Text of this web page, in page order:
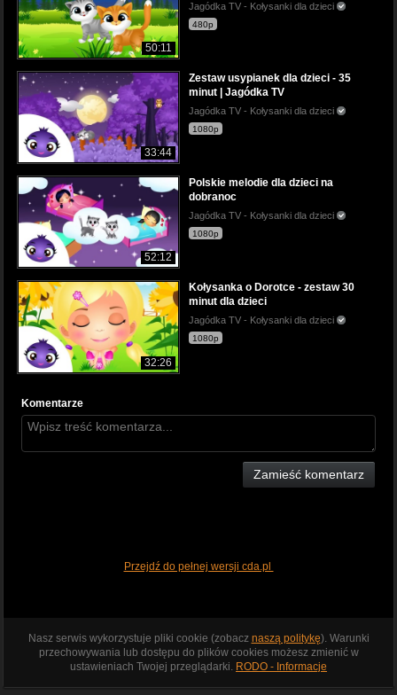
50:11
Jagódka TV - Kołysanki dla dzieci
480p
33:44
Zestaw usypianek dla dzieci - 35
minut | Jagódka TV
Jagódka TV - Kołysanki dla dzieci
1080p
52:12
Polskie melodie dla dzieci na
dobranoc
Jagódka TV - Kołysanki dla dzieci
1080p
32:26
Kołysanka o Dorotce - zestaw 30
minut dla dzieci
Jagódka TV - Kołysanki dla dzieci
1080p
Komentarze
Zamieść komentarz
Przejdź do pełnej wersji cda.pl
Nasz serwis wykorzystuje pliki cookie (zobacz naszą politykę). Warunki
przechowywania lub dostępu do plików cookies możesz zmienić w
ustawieniach Twojej przeglądarki. RODO - Informacje